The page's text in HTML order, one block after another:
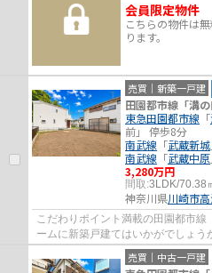
会員限定物件
こちらの物件は
ります。
売買｜新築一戸建
田園都市線「溝
東急田園都市線 「
前」 停歩8分
南武線 「武蔵新城
南武線 「武蔵中原
3,280万円
間取:3LDK/70.38
神奈川県川崎市
こだわりポイント満載の田園都市
ームに新築戸建てはいかがでしょ
でなら、きっとお客様に合った物件
売買｜中古一戸建